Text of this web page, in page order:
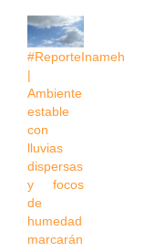
#ReporteInameh
|
Ambiente
estable
con
lluvias
dispersas
y focos
de
humedad
marcarán